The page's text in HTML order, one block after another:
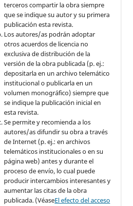
terceros compartir la obra siempre
que se indique su autor y su primera
publicación esta revista.
Los autores/as podrán adoptar
otros acuerdos de licencia no
exclusiva de distribución de la
versión de la obra publicada (p. ej.:
depositarla en un archivo telemático
institucional o publicarla en un
volumen monográfico) siempre que
se indique la publicación inicial en
esta revista.
Se permite y recomienda a los
autores/as difundir su obra a través
de Internet (p. ej.: en archivos
telemáticos institucionales o en su
página web) antes y durante el
proceso de envío, lo cual puede
producir intercambios interesantes y
aumentar las citas de la obra
publicada. (VéaseEl efecto del acceso